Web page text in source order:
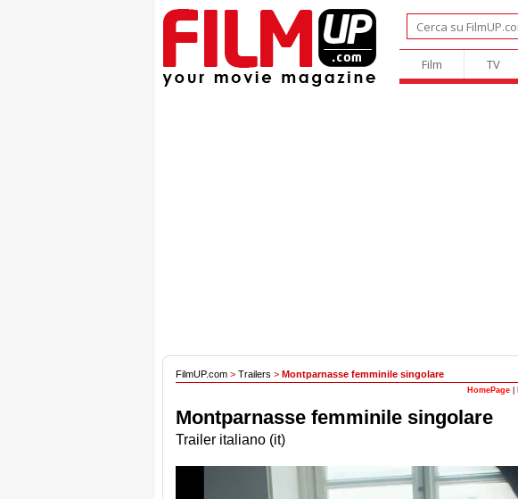
Film TV
FilmUP.com > Trailers > Montparnasse femminile singolare
HomePage
Montparnasse femminile singolare
Trailer italiano (it)